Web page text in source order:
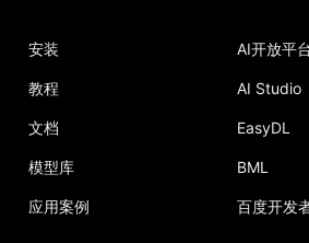
安装
教程
文档
模型库
应用案例
AI开放平
AI Studio
EasyDL
BML
百度开发